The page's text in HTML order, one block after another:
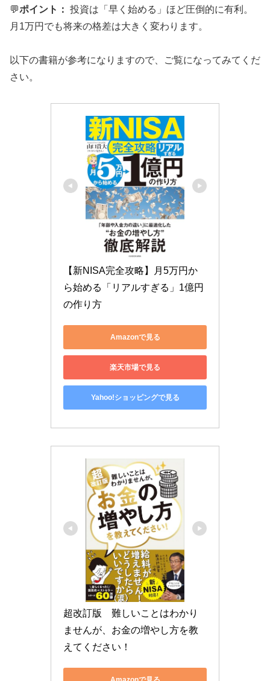
💬ポイント： 投資は「早く始める」ほど圧倒的に有利。
月1万円でも将来の格差は大きく変わります。
以下の書籍が参考になりますので、ご覧になってみてくだ
さい。
【新NISA完全攻略】月5万円か
ら始める「リアルすぎる」1億円
の作り方
Amazonで見る
楽天市場で見る
Yahoo!ショッピングで見る
超改訂版　難しいことはわかり
ませんが、お金の増やし方を教
えてください！